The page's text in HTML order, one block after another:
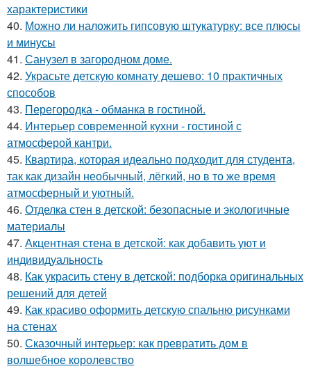
характеристики
40. Можно ли наложить гипсовую штукатурку: все плюсы
и минусы
41. Санузел в загородном доме.
42. Украсьте детскую комнату дешево: 10 практичных
способов
43. Перегородка - обманка в гостиной.
44. Интерьер современной кухни - гостиной с
атмосферой кантри.
45. Квартира, которая идеально подходит для студента,
так как дизайн необычный, лёгкий, но в то же время
атмосферный и уютный.
46. Отделка стен в детской: безопасные и экологичные
материалы
47. Акцентная стена в детской: как добавить уют и
индивидуальность
48. Как украсить стену в детской: подборка оригинальных
решений для детей
49. Как красиво оформить детскую спальню рисунками
на стенах
50. Сказочный интерьер: как превратить дом в
волшебное королевство